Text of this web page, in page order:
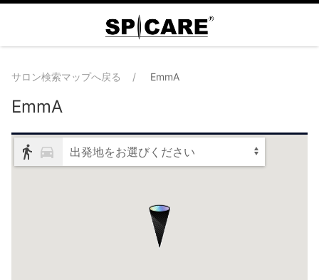
サロン検索マップへ戻る EmmA
EmmA
出発地をお選びください